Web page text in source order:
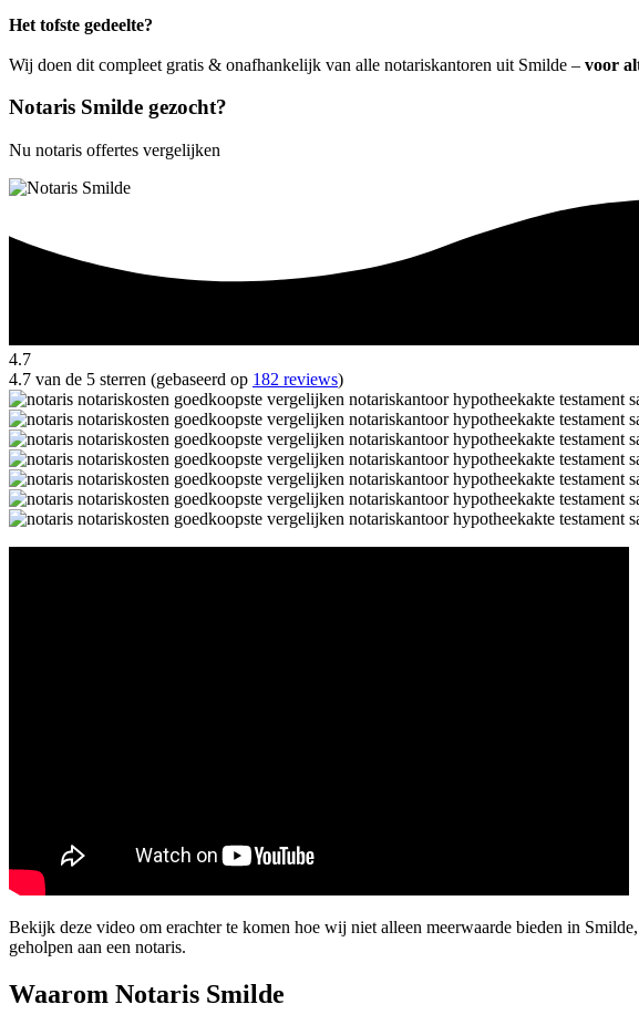
Het tofste gedeelte?
Wij doen dit compleet gratis & onafhankelijk van alle notariskantoren uit Smilde – voor
Notaris Smilde gezocht?
Nu notaris offertes vergelijken
4.7
4.7 van de 5 sterren (gebaseerd op 182 reviews)
Bekijk deze video om erachter te komen hoe wij niet alleen meerwaarde bieden in
geholpen aan een notaris.
Waarom Notaris Smilde